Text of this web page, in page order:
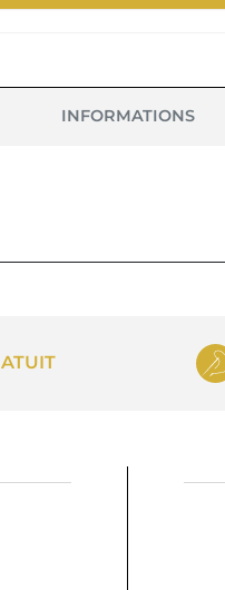
INFORMATIONS